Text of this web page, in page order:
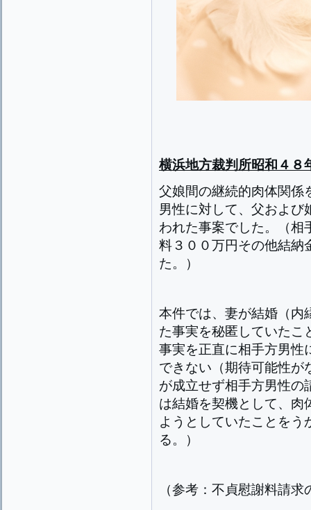
横浜地方裁判所昭和４８
父娘間の継続的肉体関係
男性に対して、父および
われた事案でした。（相
料３００万円その他結納
た。）
本件では、妻が結婚（内
た事実を秘匿していたこ
事実を正直に相手方男性
できない（期待可能性が
が成立せず相手方男性の
は結婚を契機として、肉
ようとしていたことをう
る。）
（参考：不貞慰謝料請